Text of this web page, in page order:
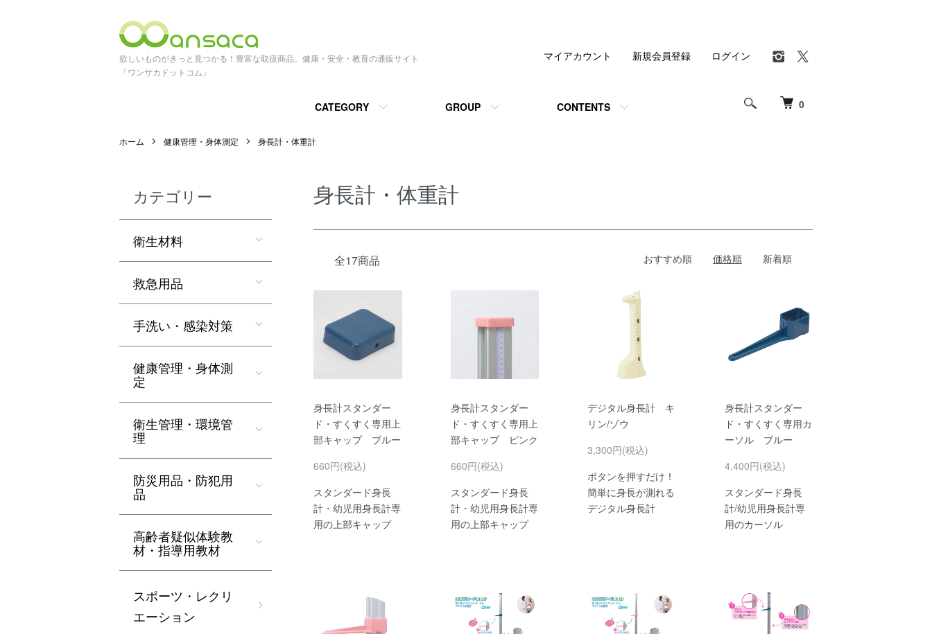
欲しいものがきっと見つかる！豊富な取扱商品。健康・安全・教育の通販サイト
「ワンサカドットコム」
0
CATEGORY GROUP CONTENTS
マイアカウント 新規会員登録 ログイン
ホーム 健康管理・身体測定 身長計・体重計
身長計・体重計
全17商品 おすすめ順 価格順 新着順
身長計スタンダー
ド・すくすく専用上
部キャップ ブルー
660円(税込)
スタンダード身長
計・幼児用身長計専
用の上部キャップ
身長計スタンダー
ド・すくすく専用上
部キャップ ピンク
660円(税込)
スタンダード身長
計・幼児用身長計専
用の上部キャップ
デジタル身長計 キ
リン/ゾウ
3,300円(税込)
ボタンを押すだけ！
簡単に身長が測れる
デジタル身長計
身長計スタンダー
ド・すくすく専用カ
ーソル ブルー
4,400円(税込)
スタンダード身長
計/幼児用身長計専
用のカーソル
カテゴリー
衛生材料
救急用品
手洗い・感染対策
健康管理・身体測
定
衛生管理・環境管
理
防災用品・防犯用
品
高齢者疑似体験教
材・指導用教材
スポーツ・レクリ
エーション